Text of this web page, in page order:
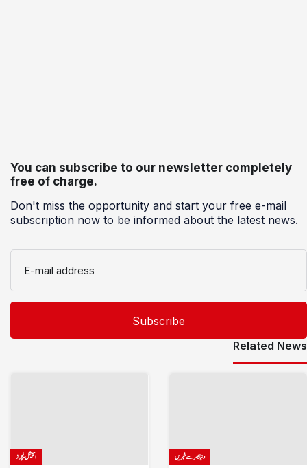
You can subscribe to our newsletter completely
free of charge.
Don't miss the opportunity and start your free e-mail
subscription now to be informed about the latest news.
E-mail address
Related News
اسپیشل فیچرز دنیا بھر سے خبریں